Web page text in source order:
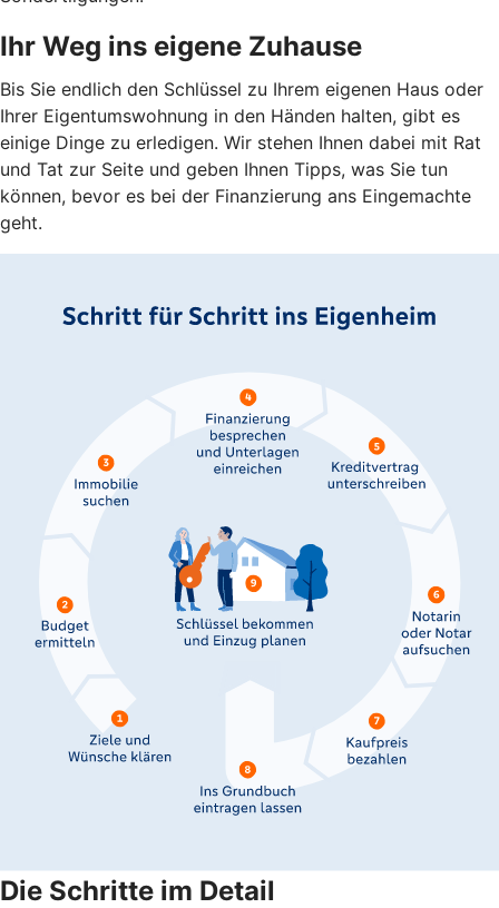
Ihr Weg ins eigene Zuhause
Bis Sie endlich den Schlüssel zu Ihrem eigenen Haus oder
Ihrer Eigentumswohnung in den Händen halten, gibt es
einige Dinge zu erledigen. Wir stehen Ihnen dabei mit Rat
und Tat zur Seite und geben Ihnen Tipps, was Sie tun
können, bevor es bei der Finanzierung ans Eingemachte
geht.
Die Schritte im Detail